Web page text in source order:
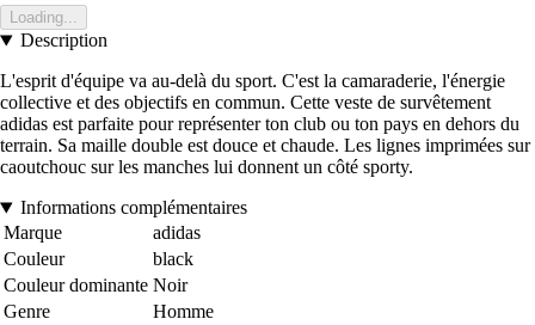
Loading...
Description
L'esprit d'équipe va au-delà du sport. C'est la camaraderie, l'énergie
collective et des objectifs en commun. Cette veste de survêtement
adidas est parfaite pour représenter ton club ou ton pays en dehors du
terrain. Sa maille double est douce et chaude. Les lignes imprimées sur
caoutchouc sur les manches lui donnent un côté sporty.
Informations complémentaires
Marque
adidas
Couleur
black
Couleur dominante Noir
Genre
Homme